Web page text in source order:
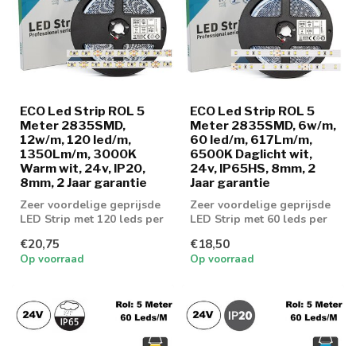
ECO Led Strip ROL 5
Meter 2835SMD,
12w/m, 120 led/m,
1350Lm/m, 3000K
Warm wit, 24v, IP20,
8mm, 2 Jaar garantie
Zeer voordelige geprijsde
LED Strip met 120 leds per
lic...
€20,75
Op voorraad
ECO Led Strip ROL 5
Meter 2835SMD, 6w/m,
60 led/m, 617Lm/m,
6500K Daglicht wit,
24v, IP65HS, 8mm, 2
Jaar garantie
Zeer voordelige geprijsde
LED Strip met 60 leds per
licht...
€18,50
Op voorraad